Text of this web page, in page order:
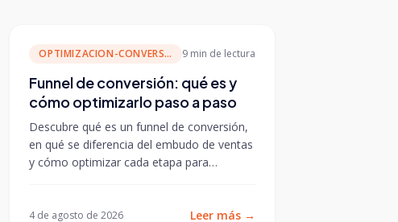
OPTIMIZACION-CONVERSION 9 min de lectura
Funnel de conversión: qué es y
cómo optimizarlo paso a paso
Descubre qué es un funnel de conversión,
en qué se diferencia del embudo de ventas
y cómo optimizar cada etapa para
4 de agosto de 2026 Leer más→